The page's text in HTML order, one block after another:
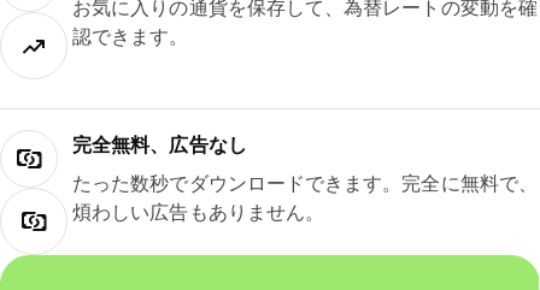
お気に入りの通貨を保存して、為替レートの変動を確
認できます。
完全無料、広告なし
たった数秒でダウンロードできます。完全に無料で、
煩わしい広告もありません。